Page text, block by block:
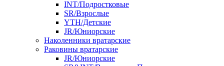
INT/Подростковые
SR/Взрослые
YTH/Детские
JR/Юниорские
Наколенники вратарские
Раковины вратарские
JR/Юниорские